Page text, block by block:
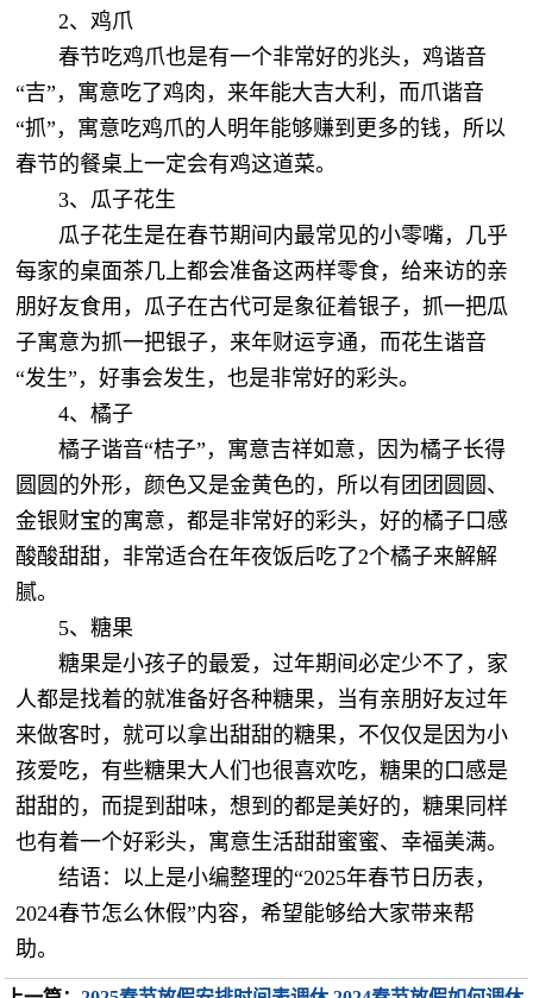
2、鸡爪
春节吃鸡爪也是有一个非常好的兆头，鸡谐音
“吉”，寓意吃了鸡肉，来年能大吉大利，而爪谐音
“抓”，寓意吃鸡爪的人明年能够赚到更多的钱，所以
春节的餐桌上一定会有鸡这道菜。
3、瓜子花生
瓜子花生是在春节期间内最常见的小零嘴，几乎
每家的桌面茶几上都会准备这两样零食，给来访的亲
朋好友食用，瓜子在古代可是象征着银子，抓一把瓜
子寓意为抓一把银子，来年财运亨通，而花生谐音
“发生”，好事会发生，也是非常好的彩头。
4、橘子
橘子谐音“桔子”，寓意吉祥如意，因为橘子长得
圆圆的外形，颜色又是金黄色的，所以有团团圆圆、
金银财宝的寓意，都是非常好的彩头，好的橘子口感
酸酸甜甜，非常适合在年夜饭后吃了2个橘子来解解
腻。
5、糖果
糖果是小孩子的最爱，过年期间必定少不了，家
人都是找着的就准备好各种糖果，当有亲朋好友过年
来做客时，就可以拿出甜甜的糖果，不仅仅是因为小
孩爱吃，有些糖果大人们也很喜欢吃，糖果的口感是
甜甜的，而提到甜味，想到的都是美好的，糖果同样
也有着一个好彩头，寓意生活甜甜蜜蜜、幸福美满。
结语：以上是小编整理的“2025年春节日历表，
2024春节怎么休假”内容，希望能够给大家带来帮
助。